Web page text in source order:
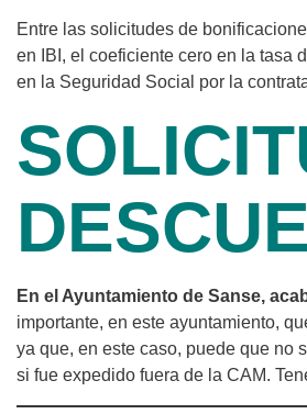
Entre las solicitudes de
en IBI, el coeficiente cero en la tasa
en la Seguridad Social por la
En el Ayuntamiento de Sanse,
importante, en este ayuntamiento,
ya que, en este caso, puede que no
si fue expedido fuera de la CAM.